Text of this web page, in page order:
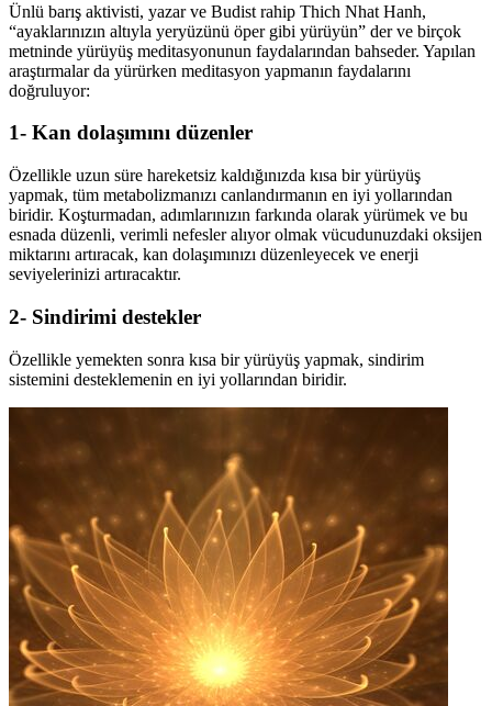
Ünlü barış aktivisti, yazar ve Budist rahip Thich Nhat Hanh,
“ayaklarınızın altıyla yeryüzünü öper gibi yürüyün” der ve birçok
metninde yürüyüş meditasyonunun faydalarından bahseder. Yapılan
araştırmalar da yürürken meditasyon yapmanın faydalarını
doğruluyor:
1- Kan dolaşımını düzenler
Özellikle uzun süre hareketsiz kaldığınızda kısa bir yürüyüş
yapmak, tüm metabolizmanızı canlandırmanın en iyi yollarından
biridir. Koşturmadan, adımlarınızın farkında olarak yürümek ve bu
esnada düzenli, verimli nefesler alıyor olmak vücudunuzdaki oksijen
miktarını artıracak, kan dolaşımınızı düzenleyecek ve enerji
seviyelerinizi artıracaktır.
2- Sindirimi destekler
Özellikle yemekten sonra kısa bir yürüyüş yapmak, sindirim
sistemini desteklemenin en iyi yollarından biridir.